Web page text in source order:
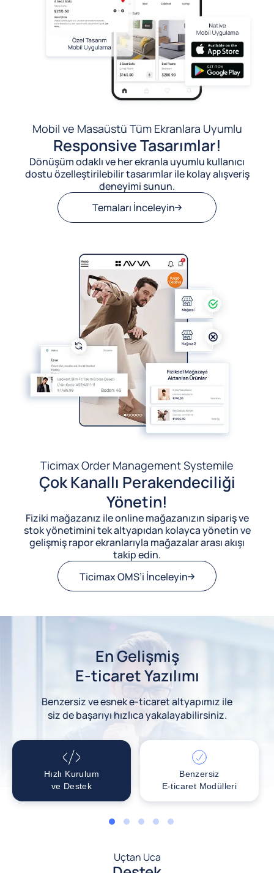
Mobil ve Masaüstü Tüm Ekranlara Uyumlu
Responsive Tasarımlar!
Dönüşüm odaklı ve her ekranla uyumlu kullanıcı
dostu özelleştirilebilir tasarımlar ile kolay alışveriş
deneyimi sunun.
Temaları İnceleyin
Ticimax Order Management Systemile
Çok Kanallı Perakendeciliği
Yönetin!
Fiziki mağazanız ile online mağazanızın sipariş ve
stok yönetimini tek altyapıdan kolayca yönetin ve
gelişmiş rapor ekranlarıyla mağazalar arası akışı
takip edin.
Ticimax OMS’i İnceleyin
En Gelişmiş
E-ticaret Yazılımı
Benzersiz ve esnek e-ticaret altyapımız ile
siz de başarıyı hızlıca yakalayabilirsiniz.
Hızlı Kurulum
ve Destek
Benzersiz
E-ticaret Modülleri
1 2 3 4 5
Uçtan Uca